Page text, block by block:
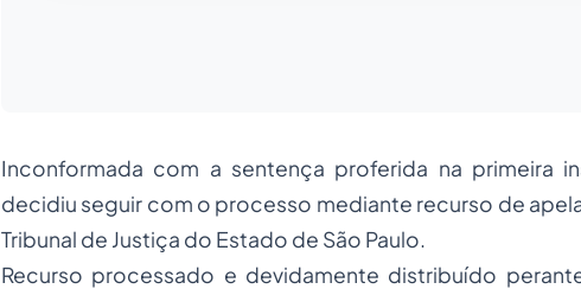
Inconformada com a sentença proferida na primeira
decidiu seguir com o processo mediante recurso de
Tribunal de Justiça do Estado de São Paulo.
Recurso processado e devidamente distribuído